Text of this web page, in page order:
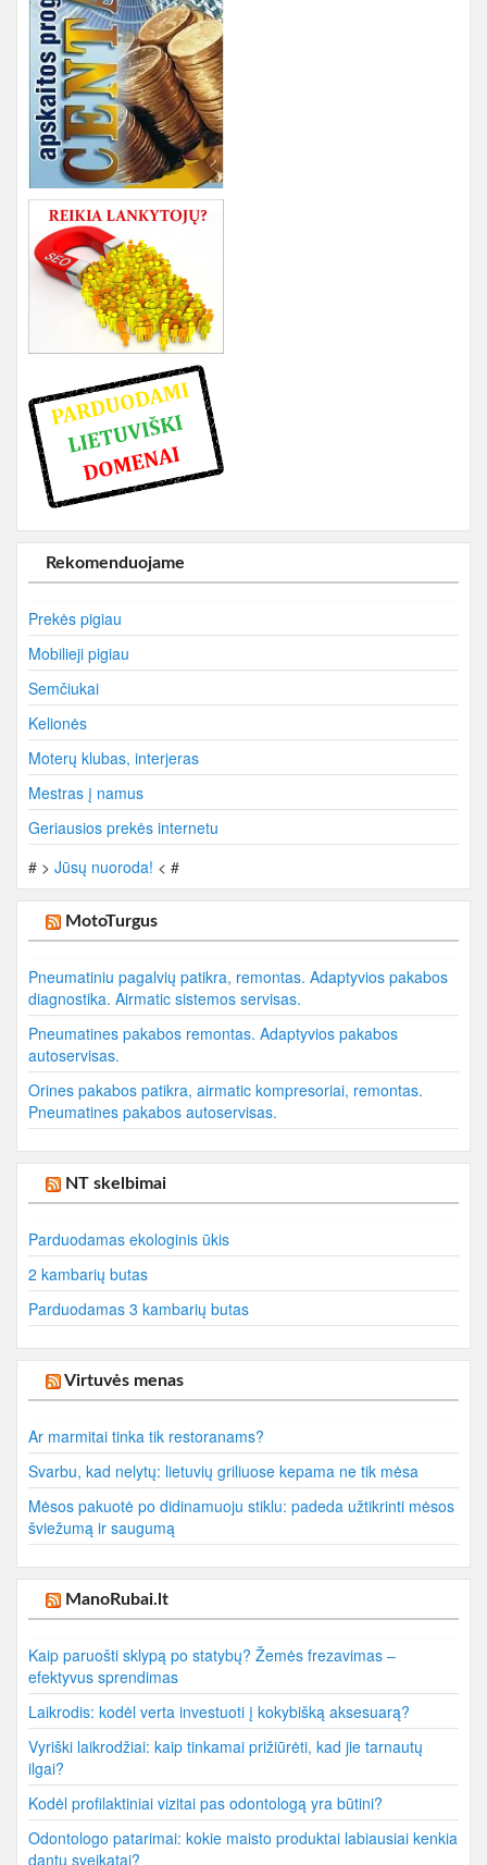
Rekomenduojame
Prekės pigiau
Mobilieji pigiau
Semčiukai
Kelionės
Moterų klubas, interjeras
Mestras į namus
Geriausios prekės internetu
# > Jūsų nuoroda! < #
MotoTurgus
Pneumatiniu pagalvių patikra, remontas. Adaptyvios pakabos
diagnostika. Airmatic sistemos servisas.
Pneumatines pakabos remontas. Adaptyvios pakabos
autoservisas.
Orines pakabos patikra, airmatic kompresoriai, remontas.
Pneumatines pakabos autoservisas.
NT skelbimai
Parduodamas ekologinis ūkis
2 kambarių butas
Parduodamas 3 kambarių butas
Virtuvės menas
Ar marmitai tinka tik restoranams?
Svarbu, kad nelytų: lietuvių griliuose kepama ne tik mėsa
Mėsos pakuotė po didinamuoju stiklu: padeda užtikrinti mėsos
šviežumą ir saugumą
ManoRubai.lt
Kaip paruošti sklypą po statybų? Žemės frezavimas –
efektyvus sprendimas
Laikrodis: kodėl verta investuoti į kokybišką aksesuarą?
Vyriški laikrodžiai: kaip tinkamai prižiūrėti, kad jie tarnautų
ilgai?
Kodėl profilaktiniai vizitai pas odontologą yra būtini?
Odontologo patarimai: kokie maisto produktai labiausiai kenkia
dantų sveikatai?